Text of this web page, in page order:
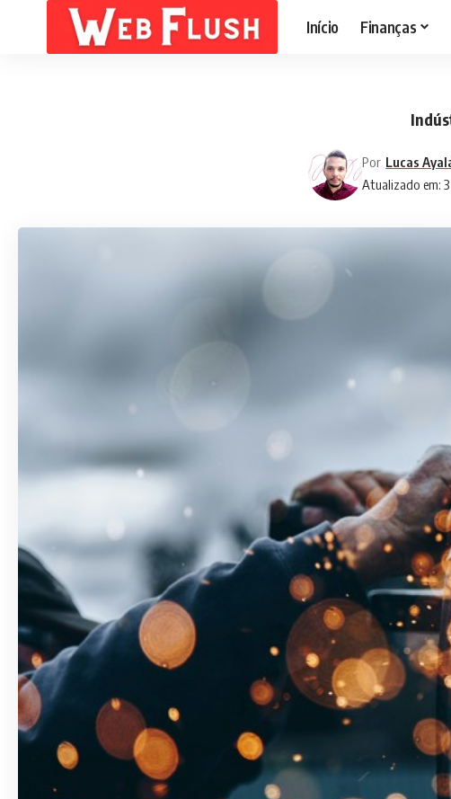
Início Finanças
Atualizado em:
Por Lucas